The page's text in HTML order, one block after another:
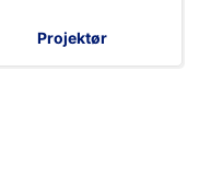
Projektør